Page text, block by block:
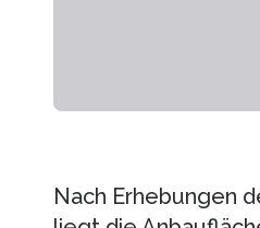
Nach Erhebungen